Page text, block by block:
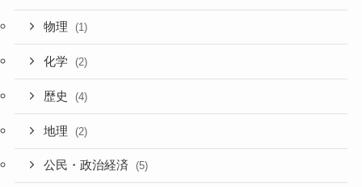
物理 (1)
化学 (2)
歴史 (4)
地理 (2)
公民・政治経済 (5)